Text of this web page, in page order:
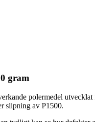
gram
polermedel
slipning av P1500.